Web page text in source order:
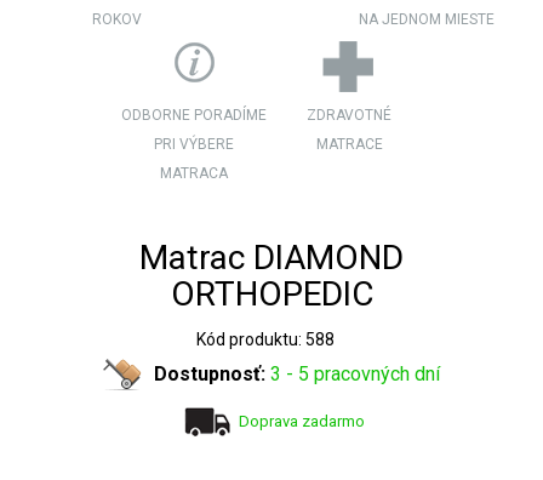
ROKOV
NA JEDNOM MIESTE
ODBORNE PORADÍME
PRI VÝBERE
MATRACA
ZDRAVOTNÉ
MATRACE
Matrac DIAMOND
ORTHOPEDIC
Kód produktu: 588
Dostupnosť: 3 - 5 pracovných dní
Doprava zadarmo